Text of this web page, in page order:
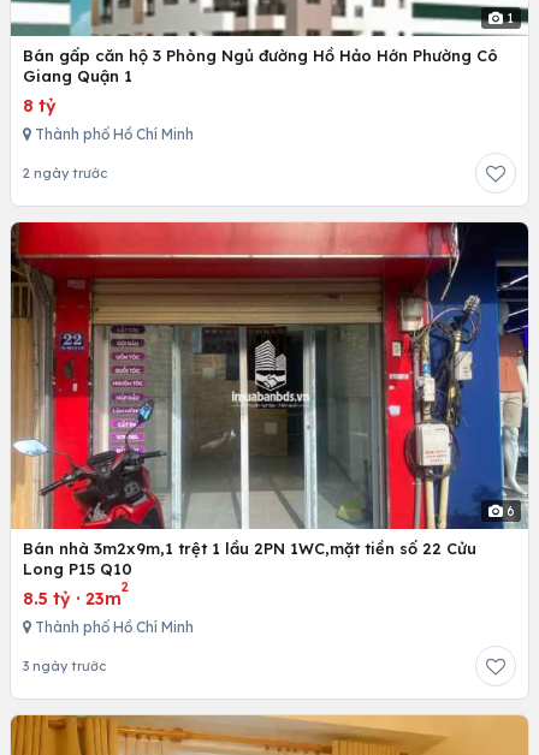
1
Bán gấp căn hộ 3 Phòng Ngủ đường Hồ Hảo Hớn Phường Cô
Giang Quận 1
8 tỷ
Thành phố Hồ Chí Minh
2 ngày trước
6
Bán nhà 3m2x9m,1 trệt 1 lầu 2PN 1WC,mặt tiền số 22 Cửu
Long P15 Q10
8.5 tỷ · 23m
2
Thành phố Hồ Chí Minh
3 ngày trước